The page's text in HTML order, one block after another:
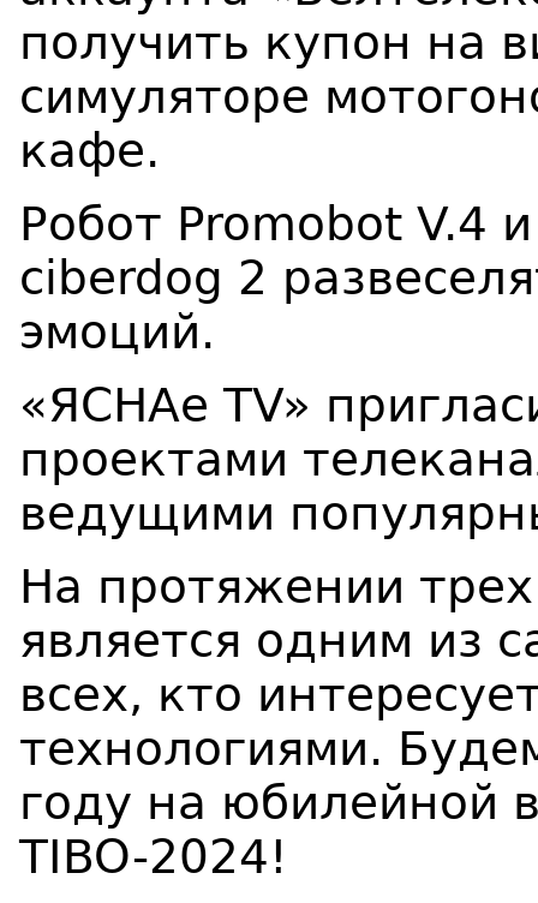
получить купон на
симуляторе
кафе.
Робот Promobot V.4
ciberdog 2
эмоций.
«ЯСНАе ТV»
проектами
ведущими
На протяжении
является одним из
всех, кто
технологиями.
году на юбилейной
TIBO-2024!